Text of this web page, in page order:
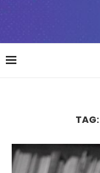
TAG: